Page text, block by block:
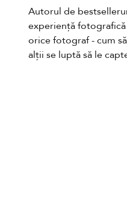
Autorul de
experiență
orice fotograf - cum
alții se luptă să le